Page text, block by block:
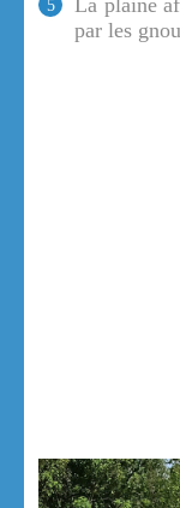
5
La plaine
par les